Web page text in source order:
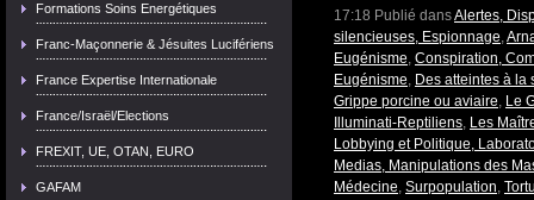
Formations Soins Energétiques
Franc-Maçonnerie & Jésuites Lucifériens
France Expertise Internationale
France/Israël/Elections
FREXIT, UE, OTAN, EURO
GAFAM
17:18 Publié dansAlertes,
silencieuses, Espionnage,
Eugénisme, Conspiration,
Eugénisme, Des atteintes à la
Grippe porcine ou aviaire, Le
Illuminati-Reptiliens, Les
Lobbying et Politique,
Medias, Manipulations des
Médecine, Surpopulation,